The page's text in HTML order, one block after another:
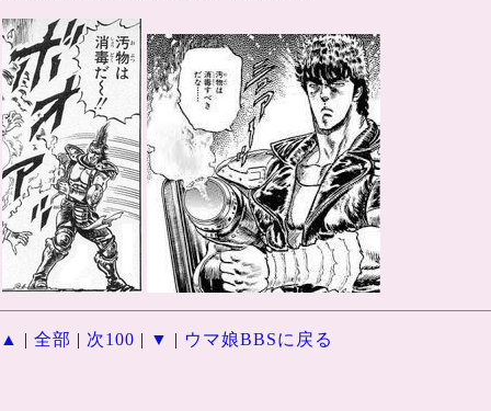
▲ | 全部 | 次100 | ▼ | ウマ娘BBSに戻る